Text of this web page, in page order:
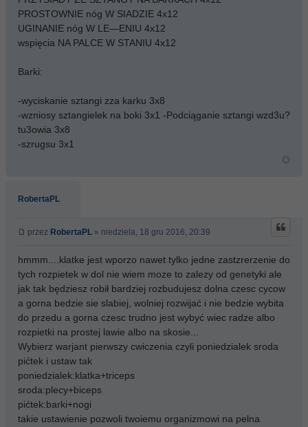
PROSTOWNIE nóg W SIADZIE 4x12
UGINANIE nóg W LE—ENIU 4x12
wspięcia NA PALCE W STANIU 4x12
Barki:
-wyciskanie sztangi zza karku 3x8
-wzniosy sztangielek na boki 3x1 -Podciąganie sztangi wzd3u?
tu3owia 3x8
-szrugsu 3x1
RobertaPL
przez RobertaPL » niedziela, 18 gru 2016, 20:39
hmmm....klatke jest wporzo nawet tylko jedne zastzrerzenie do
tych rozpietek w dol nie wiem moze to zalezy od genetyki ale
jak tak będziesz robił bardziej rozbudujesz dolna czesc cycow
a gorna bedzie sie slabiej, wolniej rozwijać i nie bedzie wybita
do przedu a gorna czesc trudno jest wybyć wiec radze albo
rozpietki na prostej lawie albo na skosie...
Wybierz warjant pierwszy cwiczenia czyli poniedzialek sroda
pićtek i ustaw tak
poniedzialek:klatka+triceps
sroda:plecy+biceps
pićtek:barki+nogi
takie ustawienie pozwoli twoiemu organizmowi na pelna